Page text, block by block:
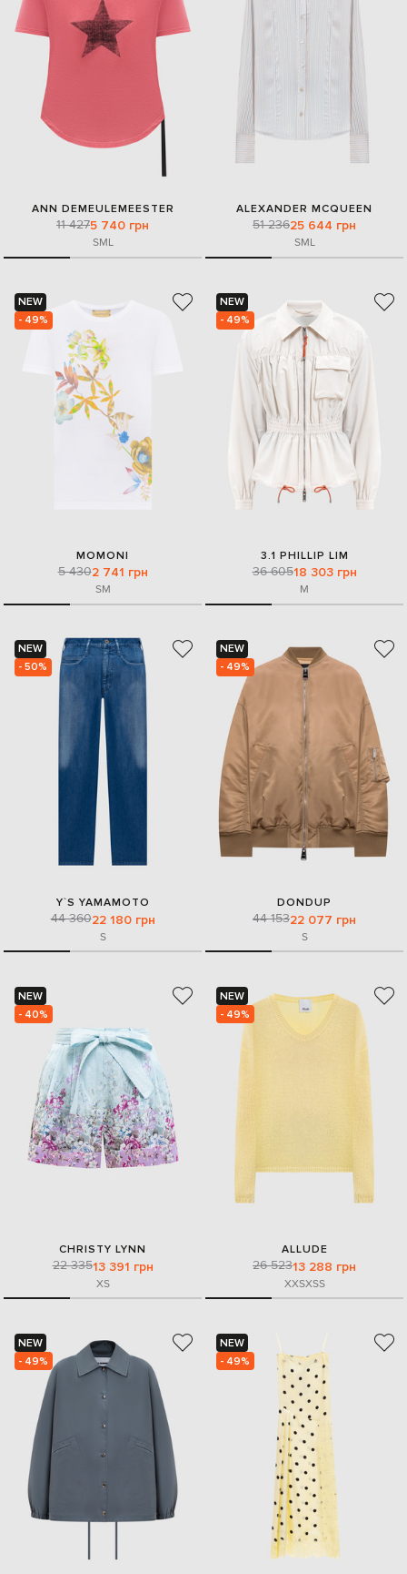
ANN DEMEULEMEESTER
11 4275 740 грн
SML
ALEXANDER MCQUEEN
51 23625 644 грн
SML
NEW
- 49%
MOMONI
5 4302 741 грн
SM
NEW
- 49%
3.1 PHILLIP LIM
36 60518 303 грн
M
NEW
- 50%
Y`S YAMAMOTO
44 36022 180 грн
S
NEW
- 49%
DONDUP
44 15322 077 грн
S
NEW
- 40%
CHRISTY LYNN
22 33513 391 грн
XS
NEW
- 49%
ALLUDE
26 52313 288 грн
XXSXSS
NEW
- 49%
NEW
- 49%